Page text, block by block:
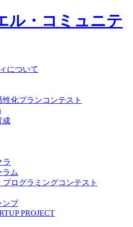
について
化プランコンテスト
成
ラ
ラム
ログラミングコンテスト
ンプ
PROJECT